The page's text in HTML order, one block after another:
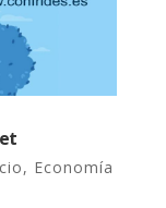
, Economía